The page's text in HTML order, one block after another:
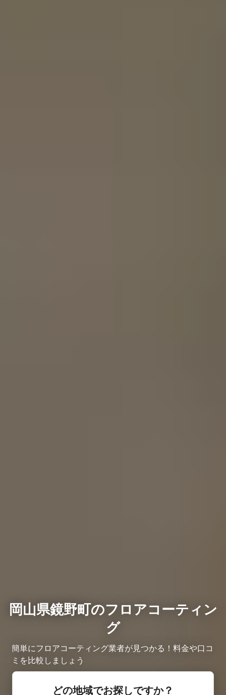
岡山県鏡野町のフロアコーティン
グ
簡単にフロアコーティング業者が見つかる！料金や口コ
ミを比較しましょう
どの地域でお探しですか？